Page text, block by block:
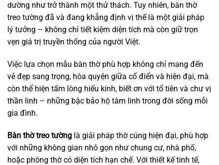
dường như trở thành một thử thách. Tuy nhiên, bàn thờ
treo tường đã và đang khẳng định vị thế là một giải pháp
lý tưởng – không chỉ tiết kiệm diện tích mà còn giữ trọn
vẹn giá trị truyền thống của người Việt.
Việc lựa chọn mẫu bàn thờ phù hợp không chỉ mang đến
vẻ đẹp sang trọng, hòa quyện giữa cổ điển và hiện đại, mà
còn thể hiện tấm lòng hiếu kính, biết ơn với tổ tiên và chư vị
thần linh – những bậc bảo hộ tâm linh trong đời sống mỗi
gia đình.
Bàn thờ treo tường là giải pháp thờ cúng hiện đại, phù hợp
với những không gian nhỏ gọn như chung cư, nhà phố,
hoặc phòng thờ có diện tích hạn chế. Với thiết kế tinh tế,